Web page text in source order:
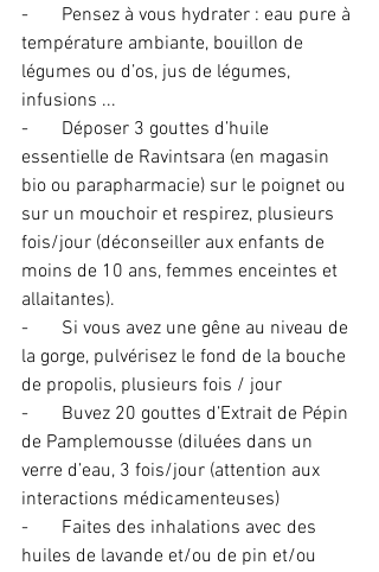
-       Pensez à vous hydrater : eau pure à
température ambiante, bouillon de
légumes ou d’os, jus de légumes,
infusions ...
-       Déposer 3 gouttes d’huile
essentielle de Ravintsara (en magasin
bio ou parapharmacie) sur le poignet ou
sur un mouchoir et respirez, plusieurs
fois/jour (déconseiller aux enfants de
moins de 10 ans, femmes enceintes et
allaitantes).
-       Si vous avez une gêne au niveau de
la gorge, pulvérisez le fond de la bouche
de propolis, plusieurs fois / jour
-       Buvez 20 gouttes d’Extrait de Pépin
de Pamplemousse (diluées dans un
verre d’eau, 3 fois/jour (attention aux
interactions médicamenteuses)
-       Faites des inhalations avec des
huiles de lavande et/ou de pin et/ou